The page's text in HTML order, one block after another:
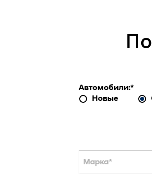
Автомобили:*
Новые
Марка*